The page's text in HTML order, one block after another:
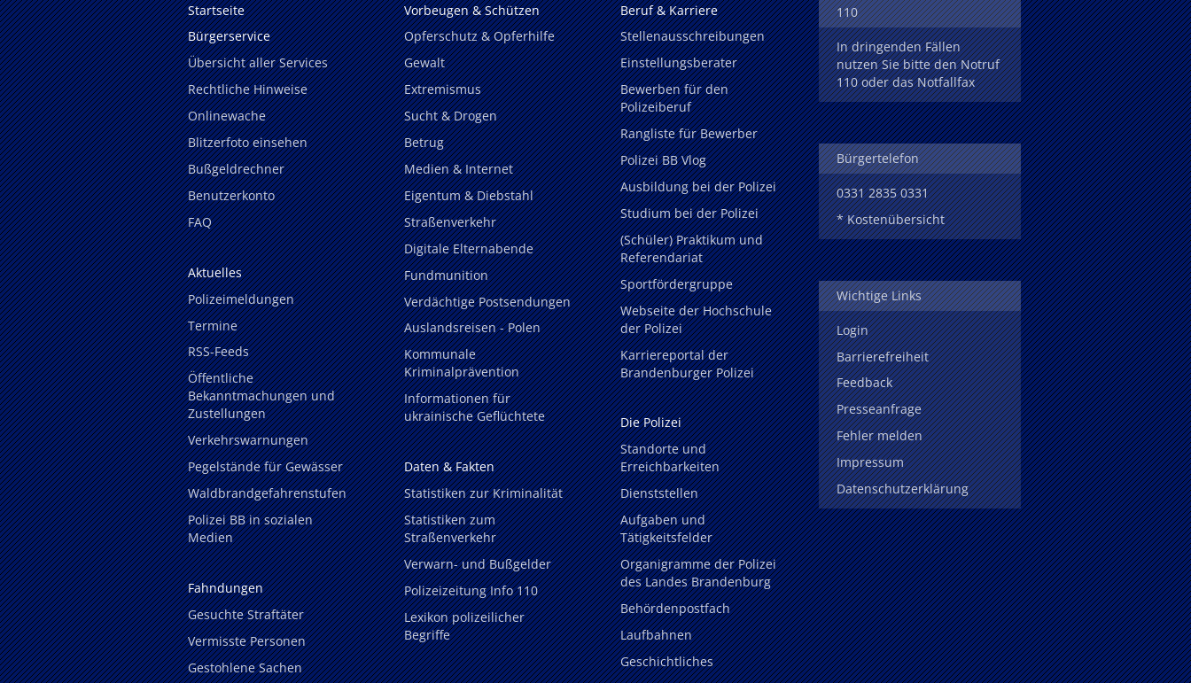
Startseite
Bürgerservice
Übersicht aller Services
Rechtliche Hinweise
Onlinewache
Blitzerfoto einsehen
Bußgeldrechner
Benutzerkonto
FAQ
Aktuelles
Polizeimeldungen
Termine
RSS-Feeds
Öffentliche
Bekanntmachungen und
Zustellungen
Verkehrswarnungen
Pegelstände für Gewässer
Waldbrandgefahrenstufen
Polizei BB in sozialen
Medien
Fahndungen
Gesuchte Straftäter
Vermisste Personen
Gestohlene Sachen
Vorbeugen & Schützen
Opferschutz & Opferhilfe
Gewalt
Extremismus
Sucht & Drogen
Betrug
Medien & Internet
Eigentum & Diebstahl
Straßenverkehr
Digitale Elternabende
Fundmunition
Verdächtige Postsendungen
Auslandsreisen - Polen
Kommunale
Kriminalprävention
Informationen für
ukrainische Geflüchtete
Daten & Fakten
Statistiken zur Kriminalität
Statistiken zum
Straßenverkehr
Verwarn- und Bußgelder
Polizeizeitung Info 110
Lexikon polizeilicher
Begriffe
Beruf & Karriere
Stellenausschreibungen
Einstellungsberater
Bewerben für den
Polizeiberuf
Rangliste für Bewerber
Polizei BB Vlog
Ausbildung bei der Polizei
Studium bei der Polizei
(Schüler) Praktikum und
Referendariat
Sportfördergruppe
Webseite der Hochschule
der Polizei
Karriereportal der
Brandenburger Polizei
Die Polizei
Standorte und
Erreichbarkeiten
Dienststellen
Aufgaben und
Tätigkeitsfelder
Organigramme der Polizei
des Landes Brandenburg
Behördenpostfach
Laufbahnen
Geschichtliches
110
In dringenden Fällen
nutzen Sie bitte den Notruf
110 oder das Notfallfax
Bürgertelefon
0331 2835 0331
* Kostenübersicht
Wichtige Links
Login
Barrierefreiheit
Feedback
Presseanfrage
Fehler melden
Impressum
Datenschutzerklärung